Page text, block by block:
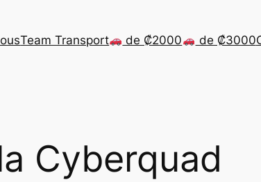
Team Transport de ₡2000 de ₡3000
Cyberquad